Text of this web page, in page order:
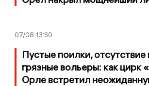
07/08 13:30
Пустые поилки,
грязные вольеры: как цирк
Орле встретил